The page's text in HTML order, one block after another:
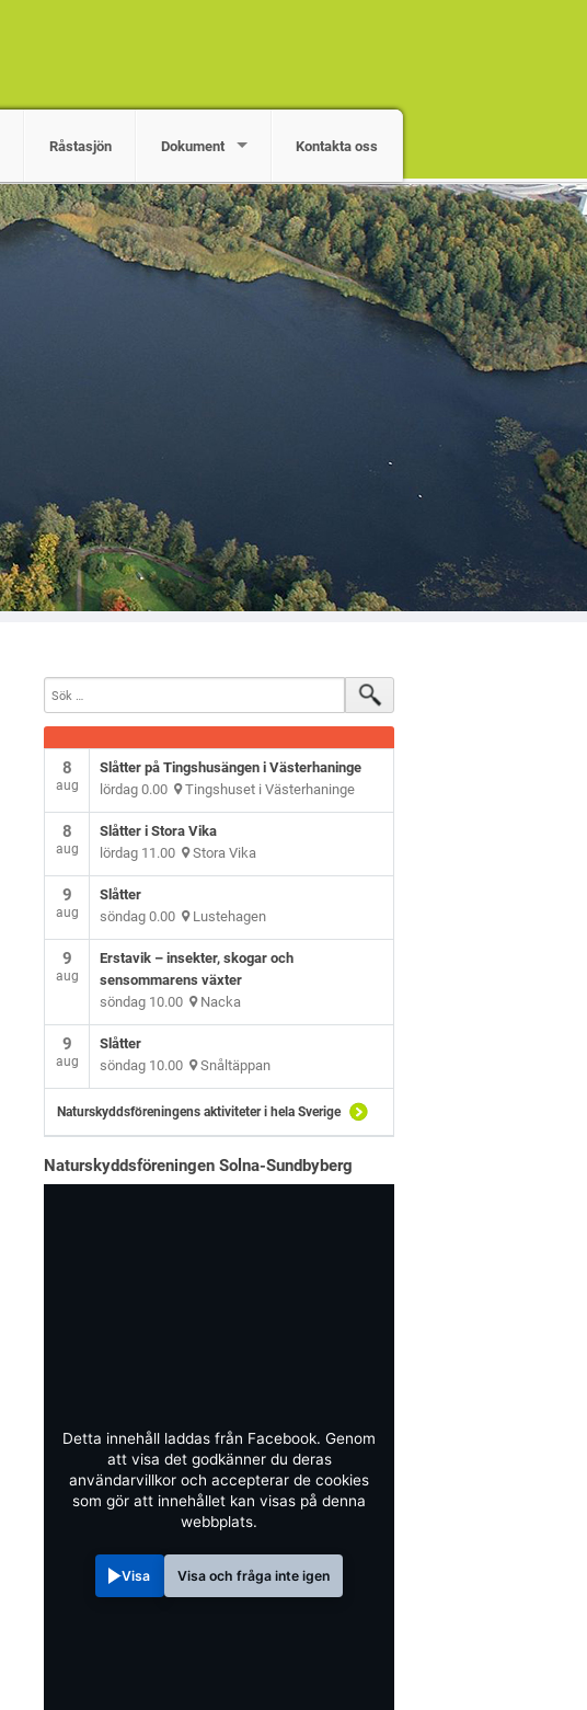
Råstasjön Dokument Kontakta oss
8
aug
Slåtter på Tingshusängen i Västerhaninge
lördag 0.00 Tingshuset i Västerhaninge
8
aug
Slåtter i Stora Vika
lördag 11.00 Stora Vika
9
aug
Slåtter
söndag 0.00 Lustehagen
9
aug
Erstavik – insekter, skogar och
sensommarens växter
söndag 10.00 Nacka
9
aug
Slåtter
söndag 10.00 Snåltäppan
Naturskyddsföreningens aktiviteter i hela Sverige
Naturskyddsföreningen Solna-Sundbyberg
Detta innehåll laddas från Facebook. Genom
att visa det godkänner du deras
användarvillkor och accepterar de cookies
som gör att innehållet kan visas på denna
webbplats.
Visa Visa och fråga inte igen